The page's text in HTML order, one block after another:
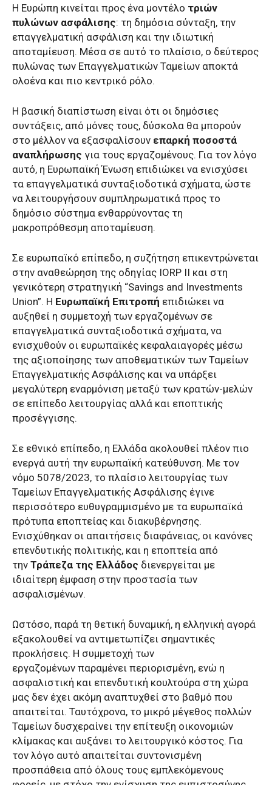
Η Ευρώπη κινείται προς ένα μοντέλο τριών
πυλώνων ασφάλισης: τη δημόσια σύνταξη, την
επαγγελματική ασφάλιση και την ιδιωτική
αποταμίευση. Μέσα σε αυτό το πλαίσιο, ο δεύτερος
πυλώνας των Επαγγελματικών Ταμείων αποκτά
ολοένα και πιο κεντρικό ρόλο.
Η βασική διαπίστωση είναι ότι οι δημόσιες
συντάξεις, από μόνες τους, δύσκολα θα μπορούν
στο μέλλον να εξασφαλίσουν επαρκή ποσοστά
αναπλήρωσης για τους εργαζομένους. Για τον λόγο
αυτό, η Ευρωπαϊκή Ένωση επιδιώκει να ενισχύσει
τα επαγγελματικά συνταξιοδοτικά σχήματα, ώστε
να λειτουργήσουν συμπληρωματικά προς το
δημόσιο σύστημα ενθαρρύνοντας τη
μακροπρόθεσμη αποταμίευση.
Σε ευρωπαϊκό επίπεδο, η συζήτηση επικεντρώνεται
στην αναθεώρηση της οδηγίας IORP II και στη
γενικότερη στρατηγική “Savings and Investments
Union”. Η Ευρωπαϊκή Επιτροπή επιδιώκει να
αυξηθεί η συμμετοχή των εργαζομένων σε
επαγγελματικά συνταξιοδοτικά σχήματα, να
ενισχυθούν οι ευρωπαϊκές κεφαλαιαγορές μέσω
της αξιοποίησης των αποθεματικών των Ταμείων
Επαγγελματικής Ασφάλισης και να υπάρξει
μεγαλύτερη εναρμόνιση μεταξύ των κρατών-μελών
σε επίπεδο λειτουργίας αλλά και εποπτικής
προσέγγισης.
Σε εθνικό επίπεδο, η Ελλάδα ακολουθεί πλέον πιο
ενεργά αυτή την ευρωπαϊκή κατεύθυνση. Με τον
νόμο 5078/2023, το πλαίσιο λειτουργίας των
Ταμείων Επαγγελματικής Ασφάλισης έγινε
περισσότερο ευθυγραμμισμένο με τα ευρωπαϊκά
πρότυπα εποπτείας και διακυβέρνησης.
Ενισχύθηκαν οι απαιτήσεις διαφάνειας, οι κανόνες
επενδυτικής πολιτικής, και η εποπτεία από
την Τράπεζα της Ελλάδος διενεργείται με
ιδιαίτερη έμφαση στην προστασία των
ασφαλισμένων.
Ωστόσο, παρά τη θετική δυναμική, η ελληνική αγορά
εξακολουθεί να αντιμετωπίζει σημαντικές
προκλήσεις. Η συμμετοχή των
εργαζομένων παραμένει περιορισμένη, ενώ η
ασφαλιστική και επενδυτική κουλτούρα στη χώρα
μας δεν έχει ακόμη αναπτυχθεί στο βαθμό που
απαιτείται. Ταυτόχρονα, το μικρό μέγεθος πολλών
Ταμείων δυσχεραίνει την επίτευξη οικονομιών
κλίμακας και αυξάνει το λειτουργικό κόστος. Για
τον λόγο αυτό απαιτείται συντονισμένη
προσπάθεια από όλους τους εμπλεκόμενους